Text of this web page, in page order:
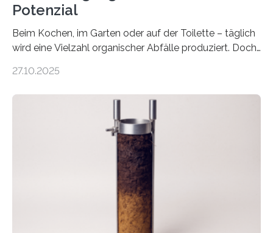
Potenzial
Beim Kochen, im Garten oder auf der Toilette – täglich
wird eine Vielzahl organischer Abfälle produziert. Doch
Potenzial nur dann entfalten können, wenn sie in
Veränderung der Wirtschaft wichtig ist, zeigt der vom
Deutschen Biomasseforschungszentrum und der
Stadtreinigung Leipzig konzipierte und am 24. Oktober
2025 offiziell eingeweihte Stadtrundgang „KreisLauf“. Er
ist ab sofort im Leipziger Stadtgebiet…
27.10.2025